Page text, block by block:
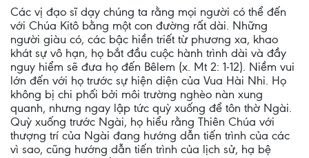
Các vị đạo sĩ dạy chúng ta rằng mọi người có thể đến
với Chúa Kitô bằng một con đường rất dài. Những
người giàu có, các bậc hiền triết từ phương xa, khao
khát sự vô hạn, họ bắt đầu cuộc hành trình dài và đầy
nguy hiểm sẽ đưa họ đến Bêlem (x. Mt 2: 1-12). Niềm vui
lớn đến với họ trước sự hiện diện của Vua Hài Nhi. Họ
không bị chi phối bởi môi trường nghèo nàn xung
quanh, nhưng ngay lập tức quỳ xuống để tôn thờ Ngài.
Quỳ xuống trước Ngài, họ hiểu rằng Thiên Chúa với
thượng trí của Ngài đang hướng dẫn tiến trình của các
vì sao, cũng hướng dẫn tiến trình của lịch sử, hạ bệ